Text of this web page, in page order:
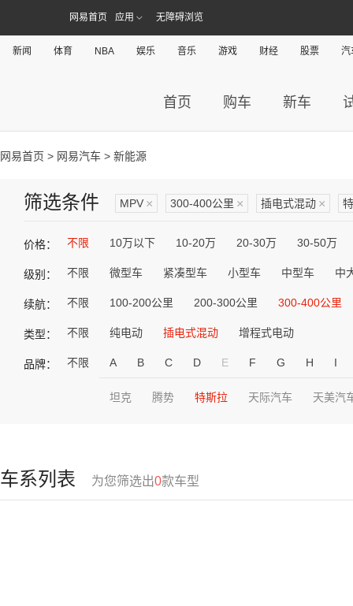
网易首页 应用 无障碍浏览
新闻 体育 NBA 娱乐 音乐 游戏 财经 股票 汽
首页 购车 新车
网易首页 > 网易汽车 > 新能源
筛选条件 MPV × 300-400公里 × 插电式混动 ×
价格： 不限 10万以下 10-20万 20-30万 30-50万
级别： 不限 微型车 紧凑型车 小型车 中型车 中
续航： 不限 100-200公里 200-300公里 300-400公里
类型： 不限 纯电动 插电式混动 增程式电动
品牌： 不限 A B C D E F G H I
坦克 腾势 特斯拉 天际汽车 天美汽
车系列表 为您筛选出0款车型